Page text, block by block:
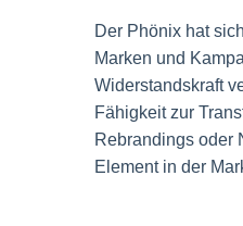
Der Phönix hat
Marken und
Widerstandskraft
Fähigkeit zur
Rebrandings oder
Element in der